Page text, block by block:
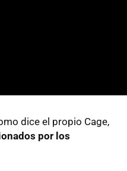
dice el propio Cage,
por los